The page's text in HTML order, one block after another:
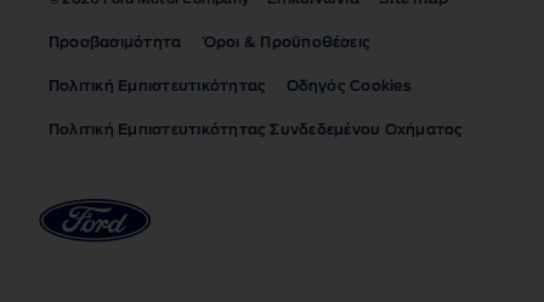
Προσβασιμότητα Όροι & Προϋποθέσεις
Πολιτική Εμπιστευτικότητας Οδηγός Cookies
Πολιτική Εμπιστευτικότητας Συνδεδεμένου Οχήματος